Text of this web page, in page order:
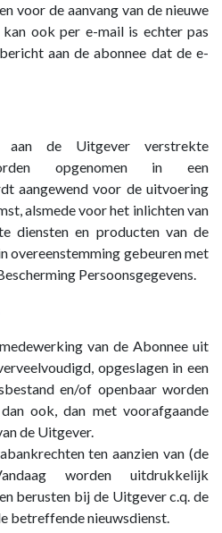
voor de aanvang van de nieuwe
ook per e-mail is echter pas
aan de abonnee dat de e-
de Uitgever verstrekte
opgenomen in een
aangewend voor de uitvoering
alsmede voor het inlichten van
diensten en producten van de
overeenstemming gebeuren met
Persoonsgegevens.
van de Abonnee uit
opgeslagen in een
en/of openbaar worden
ook, dan met voorafgaande
de Uitgever.
ten aanzien van (de
worden uitdrukkelijk
berusten bij de Uitgever c.q. de
betreffende nieuwsdienst.